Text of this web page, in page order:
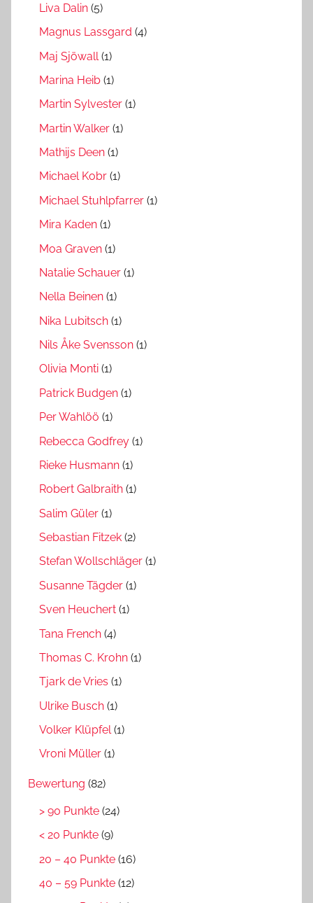
Liva Dalin (5)
Magnus Lassgard (4)
Maj Sjöwall (1)
Marina Heib (1)
Martin Sylvester (1)
Martin Walker (1)
Mathijs Deen (1)
Michael Kobr (1)
Michael Stuhlpfarrer (1)
Mira Kaden (1)
Moa Graven (1)
Natalie Schauer (1)
Nella Beinen (1)
Nika Lubitsch (1)
Nils Åke Svensson (1)
Olivia Monti (1)
Patrick Budgen (1)
Per Wahlöö (1)
Rebecca Godfrey (1)
Rieke Husmann (1)
Robert Galbraith (1)
Salim Güler (1)
Sebastian Fitzek (2)
Stefan Wollschläger (1)
Susanne Tägder (1)
Sven Heuchert (1)
Tana French (4)
Thomas C. Krohn (1)
Tjark de Vries (1)
Ulrike Busch (1)
Volker Klüpfel(1)
Vroni Müller (1)
Bewertung (82)
> 90 Punkte (24)
< 20 Punkte (9)
20 – 40 Punkte (16)
40 – 59 Punkte (12)